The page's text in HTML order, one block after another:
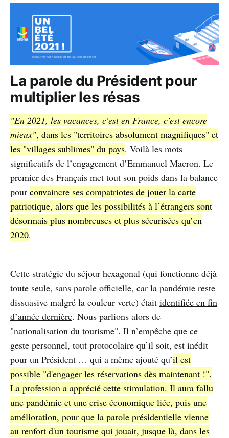
La parole du Président pour
multiplier les résas
"En 2021, les vacances, c'est en France, c'est encore
mieux", dans les "territoires absolument magnifiques" et
les "villages sublimes" du pays. Voilà les mots
significatifs de l’engagement d’Emmanuel Macron. Le
premier des Français met tout son poids dans la balance
pour convaincre ses compatriotes de jouer la carte
patriotique, alors que les possibilités à l’étrangers sont
désormais plus nombreuses et plus sécurisées qu’en
2020.
Cette stratégie du séjour hexagonal (qui fonctionne déjà
toute seule, sans parole officielle, car la pandémie reste
dissuasive malgré la couleur verte) était identifiée en fin
d’année dernière. Nous parlions alors de
"nationalisation du tourisme". Il n’empêche que ce
geste personnel, tout protocolaire qu’il soit, est inédit
pour un Président … qui a même ajouté qu’il est
possible "d'engager les réservations dès maintenant !".
La profession a apprécié cette stimulation. Il aura fallu
une pandémie et une crise économique liée, puis une
amélioration, pour que la parole présidentielle vienne
au renfort d'un tourisme qui jouait, jusque là, dans les